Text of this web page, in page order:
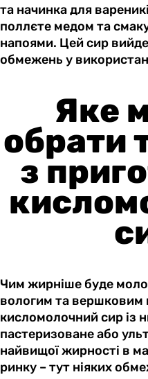
та начинка для
поллєте медом та
напоями. Цей сир
обмежень у
Яке
обрати
з
Чим жирніше буде
вологим та вершковим
кисломолочний сир із
пастеризоване або
найвищої жирності в
ринку – тут ніяких